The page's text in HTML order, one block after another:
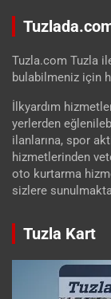
Tuzla.com Tuzla
bulabilmeniz için
İlkyardım
yerlerden
ilanlarına, spor
hizmetlerinden
oto kurtarma
sizlere
Tuzla Kart